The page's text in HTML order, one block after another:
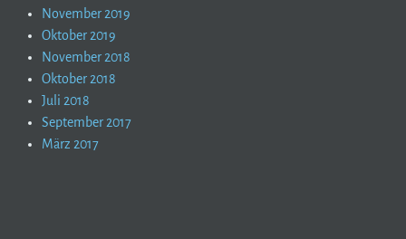
November 2019
Oktober 2019
November 2018
Oktober 2018
Juli 2018
September 2017
März 2017